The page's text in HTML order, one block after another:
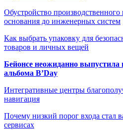
Обустройство
основания до инженерных систем
Как выбрать упаковку для
товаров и личных вещей
Бейонсе неожиданно
альбома B’Day
Интегративные центры
навигация
Почему низкий порог входа стал
сервисах